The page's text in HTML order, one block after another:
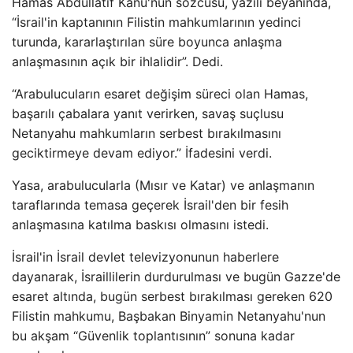
“İsrail'in kaptanının Filistin mahkumlarının yedinci
turunda, kararlaştırılan süre boyunca anlaşma
anlaşmasının açık bir ihlalidir”. Dedi.
“Arabulucuların esaret değişim süreci olan Hamas,
başarılı çabalara yanıt verirken, savaş suçlusu
Netanyahu mahkumların serbest bırakılmasını
geciktirmeye devam ediyor.” İfadesini verdi.
Yasa, arabulucularla (Mısır ve Katar) ve anlaşmanın
taraflarında temasa geçerek İsrail'den bir fesih
anlaşmasına katılma baskısı olmasını istedi.
İsrail'in İsrail devlet televizyonunun haberlere
dayanarak, İsraillilerin durdurulması ve bugün Gazze'de
esaret altında, bugün serbest bırakılması gereken 620
Filistin mahkumu, Başbakan Binyamin Netanyahu'nun
bu akşam “Güvenlik toplantısının” sonuna kadar